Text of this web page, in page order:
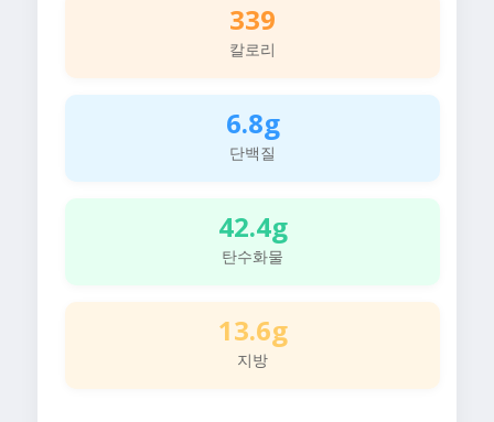
339
칼로리
6.8g
단백질
42.4g
탄수화물
13.6g
지방